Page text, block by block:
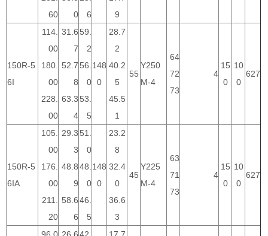
60
0
6
9
150R-5
6I
114.
00
180.
00
228.
00
31.6
7
52.7
8
63.3
4
59.
2
56.
0
53.
5
148
0
28.7
2
40.2
5
45.5
1
55
Y250
M-4
64
72
73
4
15
0
10
0
627
150R-5
6IA
105.
00
176.
00
211.
20
29.3
3
48.8
9
58.6
6
51.
0
48.
0
46.
5
148
0
23.2
8
32.4
0
36.6
3
45
Y225
M-4
63
71
73
4
15
0
10
0
627